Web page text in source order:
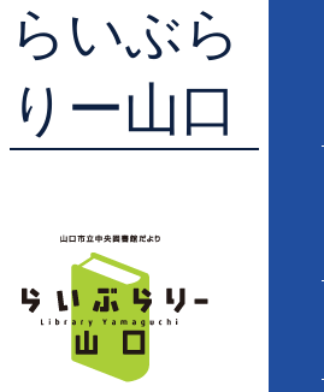
貸出ランキング
予約ランキング
らいぶら
りー山口